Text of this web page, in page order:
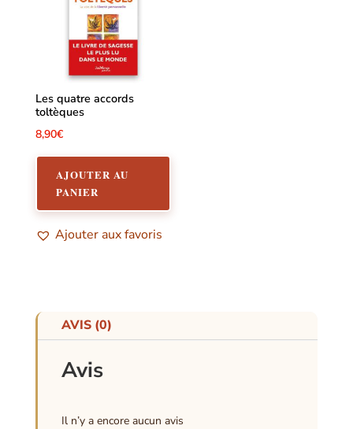
Les quatre accords
toltèques
8,90€
AJOUTER AU
PANIER
Ajouter aux favoris
AVIS (0)
Avis
Il n’y a encore aucun avis